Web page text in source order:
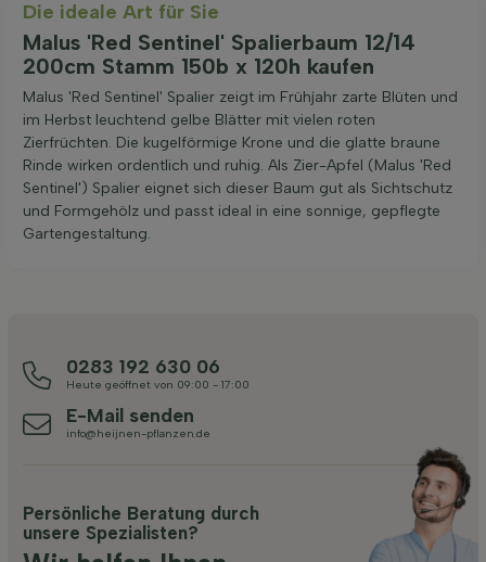
Die ideale Art für Sie
Malus 'Red Sentinel' Spalierbaum 12/14
200cm Stamm 150b x 120h kaufen
Malus 'Red Sentinel' Spalier zeigt im Frühjahr zarte Blüten und
im Herbst leuchtend gelbe Blätter mit vielen roten
Zierfrüchten. Die kugelförmige Krone und die glatte braune
Rinde wirken ordentlich und ruhig. Als Zier-Apfel (Malus 'Red
Sentinel') Spalier eignet sich dieser Baum gut als Sichtschutz
und Formgehölz und passt ideal in eine sonnige, gepflegte
Garten­gestaltung.
0283 192 630 06
Heute geöffnet von 09:00 - 17:00
E-Mail senden
info@heijnen-pflanzen.de
Persönliche Beratung durch
unsere Spezialisten?